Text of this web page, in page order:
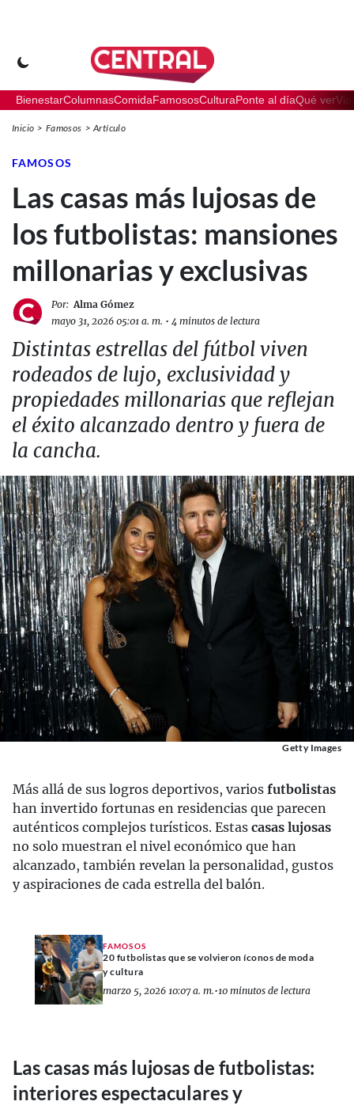
BienestarColumnasComidaFamososCulturaPonte al díaQué ver
Inicio Famosos Artículo
FAMOSOS
Las casas más lujosas de
los futbolistas: mansiones
millonarias y exclusivas
Por: Alma Gómez
mayo 31, 2026 05:01 a. m. • 4 minutos de lectura
Distintas estrellas del fútbol viven
rodeados de lujo, exclusividad y
propiedades millonarias que reflejan
el éxito alcanzado dentro y fuera de
la cancha.
Getty Images
Más allá de sus logros deportivos, varios futbolistas
han invertido fortunas en residencias que parecen
auténticos complejos turísticos. Estas casas lujosas
no solo muestran el nivel económico que han
alcanzado, también revelan la personalidad, gustos
y aspiraciones de cada estrella del balón.
FAMOSOS
20 futbolistas que se volvieron íconos de moda
y cultura
marzo 5, 2026 10:07 a. m.•10 minutos de lectura
Las casas más lujosas de futbolistas:
interiores espectaculares y